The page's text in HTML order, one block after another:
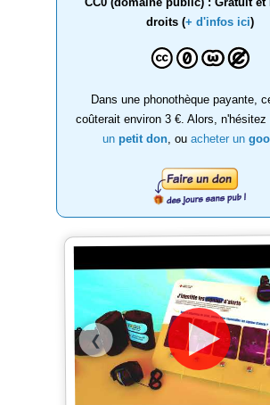
droits (+ d'infos ici)
Dans une phonothèque payante,
coûterait environ 3 €. Alors, n'hésitez
un petit don , ou acheter un
❮